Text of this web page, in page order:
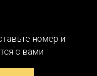
номер и
с вами